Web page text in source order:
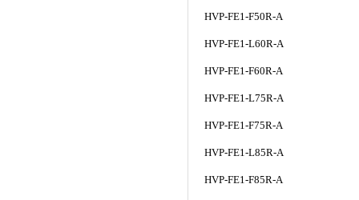
HVP-FE1-F50R-A
HVP-FE1-L60R-A
HVP-FE1-F60R-A
HVP-FE1-L75R-A
HVP-FE1-F75R-A
HVP-FE1-L85R-A
HVP-FE1-F85R-A